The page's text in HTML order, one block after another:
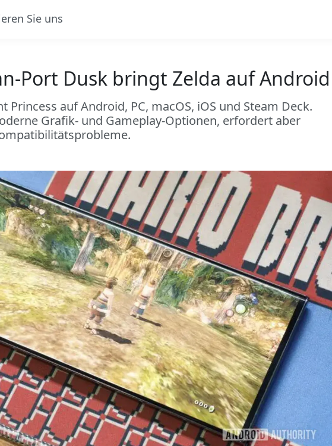
Sie uns
Port Dusk bringt Zelda auf Android
Princess auf Android, PC, macOS, iOS und Steam Deck.
Grafik- und Gameplay-Optionen, erfordert aber